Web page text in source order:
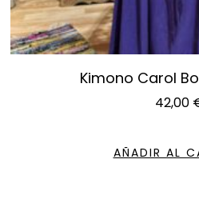
Kimono Carol
42,00
AÑADIR AL